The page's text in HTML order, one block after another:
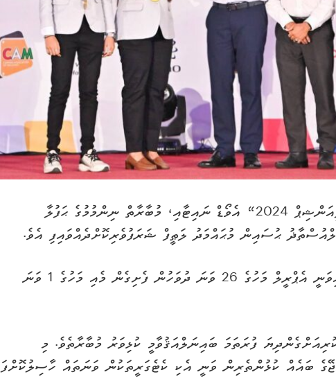
”ހަ ވަނަ އޭޝިއަން ކެރަމް ޗެމްޕިއަންޝިޕް 2024“ އެވޯޑް ނައިޓާއި، މުބާރާތް ނިންމުމުގެ ޙަފުލާ
ޙުސައިން މުޙައްމަދު ލަޠީފް ޝަރަފުވެރިކޮށްދެއްވައިފި އެވެ.
މި މުބާރާތް ކުރިއަށް ގެންގޮސްފައިވަނީ އެޕްރީލް މަހުގެ 26 ވަނަ ދުވަހުން ފެށިގެން މެއި މަހުގެ 1 ވަނަ
ފުރަތަމަ ބައިނަލްއަޤުވާމީ ކުޅިވަރު މުބާރާތެވެ. މި
ބައެއް ކުޅުންތެރިން ވަނީ އެކި ކެޓެގަރީތަކުން ވަނަތައް ހާސިލުކޮށްފަ